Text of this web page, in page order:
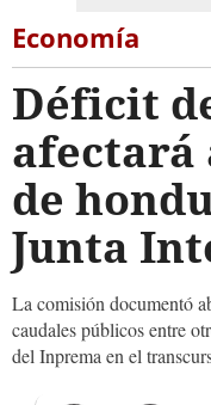
Economía
Déficit
afectará
de
Junta
La comisión documentó
caudales públicos entre
del Inprema en el